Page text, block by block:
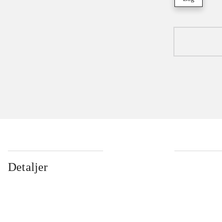
Detaljer